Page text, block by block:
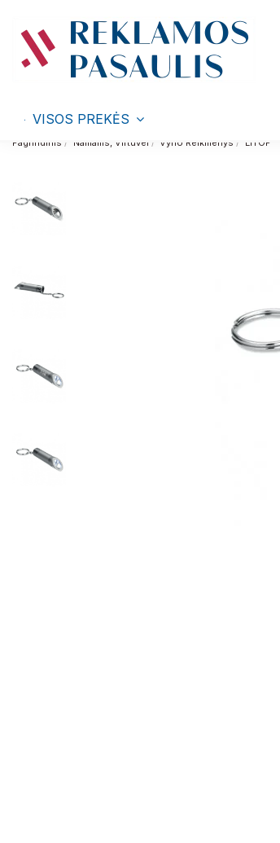
VISOS PREKĖS
Pagrindinis Namams, Virtuvei Vyno Reikmenys LITOP